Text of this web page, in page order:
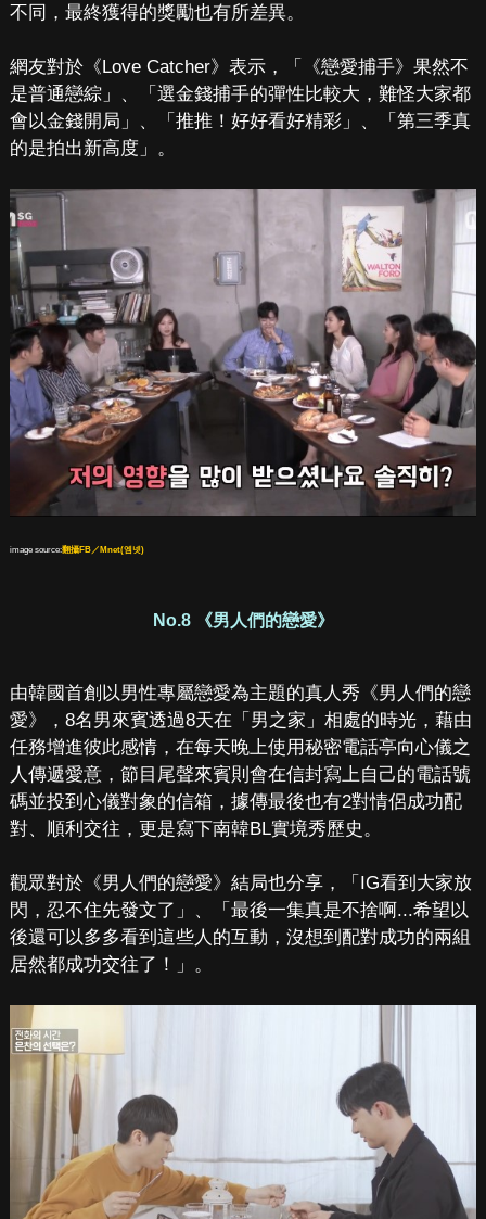
不同，最終獲得的獎勵也有所差異。
網友對於《Love Catcher》表示，「《戀愛捕手》果然不
是普通戀綜」、「選金錢捕手的彈性比較大，難怪大家都
會以金錢開局」、「推推！好好看好精彩」、「第三季真
的是拍出新高度」。
image source:翻攝FB／Mnet(엠넷)
No.8 《男人們的戀愛》
由韓國首創以男性專屬戀愛為主題的真人秀《男人們的戀
愛》，8名男來賓透過8天在「男之家」相處的時光，藉由
任務增進彼此感情，在每天晚上使用秘密電話亭向心儀之
人傳遞愛意，節目尾聲來賓則會在信封寫上自己的電話號
碼並投到心儀對象的信箱，據傳最後也有2對情侶成功配
對、順利交往，更是寫下南韓BL實境秀歷史。
觀眾對於《男人們的戀愛》結局也分享，「IG看到大家放
閃，忍不住先發文了」、「最後一集真是不捨啊...希望以
後還可以多多看到這些人的互動，沒想到配對成功的兩組
居然都成功交往了！」。